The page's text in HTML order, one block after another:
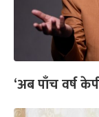
‘अब पाँच वर्ष